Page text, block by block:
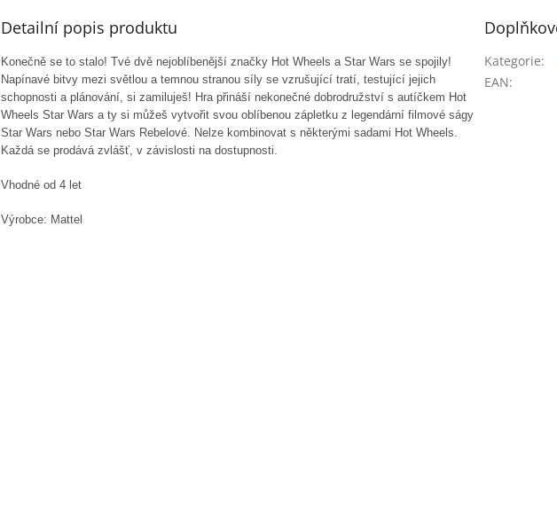
Detailní popis produktu
Konečně se to stalo! Tvé dvě nejoblíbenější značky Hot Wheels a Star Wars se spojily!
Napínavé bitvy mezi světlou a temnou stranou síly se vzrušující tratí, testující jejich
schopnosti a plánování, si zamiluješ! Hra přináší nekonečné dobrodružství s autíčkem Hot
Wheels Star Wars a ty si můžeš vytvořit svou oblíbenou zápletku z legendární filmové ságy
Star Wars nebo Star Wars Rebelové. Nelze kombinovat s některými sadami Hot Wheels.
Každá se prodává zvlášť, v závislosti na dostupnosti.
Vhodné od 4 let
Výrobce: Mattel
Kategorie:
EAN: